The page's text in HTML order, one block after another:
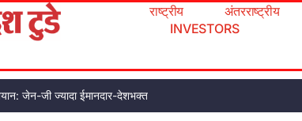
राष्ट्रीय अंतरराष्ट्रीय
INVESTORS
जेन-जी ज्यादा ईमानदार-देशभक्त